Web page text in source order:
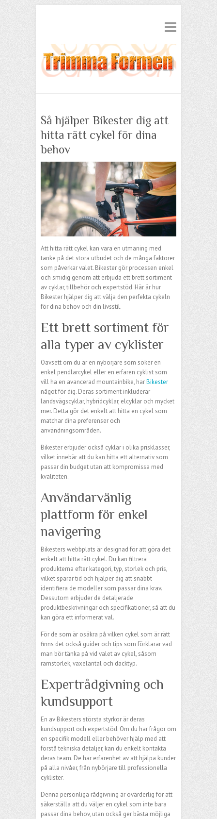
Så hjälper Bikester dig att
hitta rätt cykel för dina
behov
Att hitta rätt cykel kan vara en utmaning med
tanke på det stora utbudet och de många faktorer
som påverkar valet. Bikester gör processen enkel
och smidig genom att erbjuda ett brett sortiment
av cyklar, tillbehör och expertstöd. Här är hur
Bikester hjälper dig att välja den perfekta cykeln
för dina behov och din livsstil.
Ett brett sortiment för
alla typer av cyklister
Oavsett om du är en nybörjare som söker en
enkel pendlarcykel eller en erfaren cyklist som
vill ha en avancerad mountainbike, harBikester
något för dig. Deras sortiment inkluderar
landsvägscyklar, hybridcyklar, elcyklar och mycket
mer. Detta gör det enkelt att hitta en cykel som
matchar dina preferenser och
användningsområden.
Bikester erbjuder också cyklar i olika prisklasser,
vilket innebär att du kan hitta ett alternativ som
passar din budget utan att kompromissa med
kvaliteten.
Användarvänlig
plattform för enkel
navigering
Bikesters webbplats är designad för att göra det
enkelt att hitta rätt cykel. Du kan filtrera
produkterna efter kategori, typ, storlek och pris,
vilket sparar tid och hjälper dig att snabbt
identifiera de modeller som passar dina krav.
Dessutom erbjuder de detaljerade
produktbeskrivningar och specifikationer, så att du
kan göra ett informerat val.
För de som är osäkra på vilken cykel som är rätt
finns det också guider och tips som förklarar vad
man bör tänka på vid valet av cykel, såsom
ramstorlek, växelantal och däcktyp.
Expertrådgivning och
kundsupport
En av Bikesters största styrkor är deras
kundsupport och expertstöd. Om du har frågor om
en specifik modell eller behöver hjälp med att
förstå tekniska detaljer, kan du enkelt kontakta
deras team. De har erfarenhet av att hjälpa kunder
på alla nivåer, från nybörjare till professionella
cyklister.
Denna personliga rådgivning är ovärderlig för att
säkerställa att du väljer en cykel som inte bara
passar dina behov, utan också ger bästa möjliga